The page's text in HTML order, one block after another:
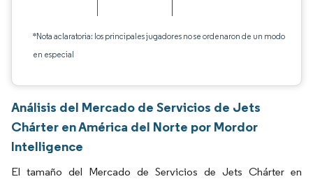
*Nota aclaratoria: los principales jugadores no se ordenaron de un modo
en especial
Análisis del Mercado de Servicios de Jets
Chárter en América del Norte por Mordor
Intelligence
El tamaño del Mercado de Servicios de Jets Chárter en